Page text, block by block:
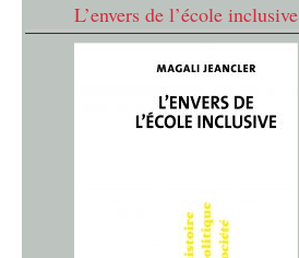
L’envers de l’école inclusive